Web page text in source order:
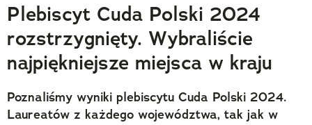
Trendbook Podróżniczy
Polecane
Plebiscyt Cuda Polski 2024
rozstrzygnięty. Wybraliście
najpiękniejsze miejsca w kraju
Poznaliśmy wyniki plebiscytu Cuda Polski 2024.
Laureatów z każdego województwa, tak jak w